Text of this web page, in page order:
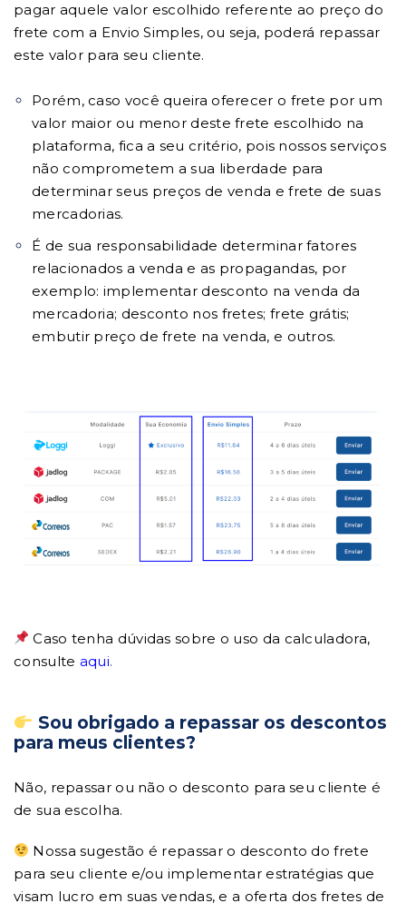
pagar aquele valor escolhido referente ao preço do
frete com a Envio Simples, ou seja, poderá repassar
este valor para seu cliente.
Porém, caso você queira oferecer o frete por um
valor maior ou menor deste frete escolhido na
plataforma, fica a seu critério, pois nossos serviços
não comprometem a sua liberdade para
determinar seus preços de venda e frete de suas
mercadorias.
É de sua responsabilidade determinar fatores
relacionados a venda e as propagandas, por
exemplo: implementar desconto na venda da
mercadoria; desconto nos fretes; frete grátis;
embutir preço de frete na venda, e outros.
Caso tenha dúvidas sobre o uso da calculadora,
consulte aqui.
Sou obrigado a repassar os descontos
para meus clientes?
Não, repassar ou não o desconto para seu cliente é
de sua escolha.
Nossa sugestão é repassar o desconto do frete
para seu cliente e/ou implementar estratégias que
visam lucro em suas vendas, e a oferta dos fretes de